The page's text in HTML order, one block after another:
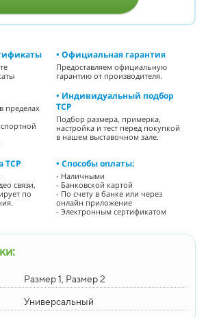
• Официальная гарантия
Предоставляем официальную
гарантию от производителя.
пределах
• Индивидуальный подбор
ТСР
Подбор размера, примерка,
настройка и тест перед покупкой
в нашем выставочном зале.
ТСР
связи,
по
• Способы оплаты:
- Наличными
- Банковской картой
- По счету в банке или через
онлайн приложение
- Электронным сертификатом
Размер 1, Размер 2
Универсальный